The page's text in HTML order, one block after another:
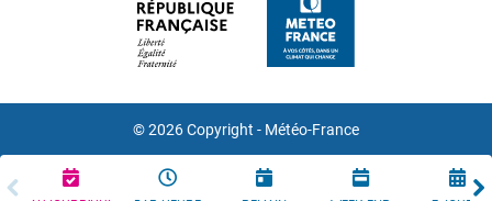
© 2026 Copyright - Météo-France